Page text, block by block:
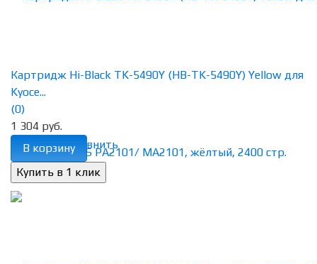
избранное сравнить
Картридж Hi-Black TK-5490Y (HB-TK-5490Y) Yellow для
Kyoce...
(0)
1 304 руб.
В корзину